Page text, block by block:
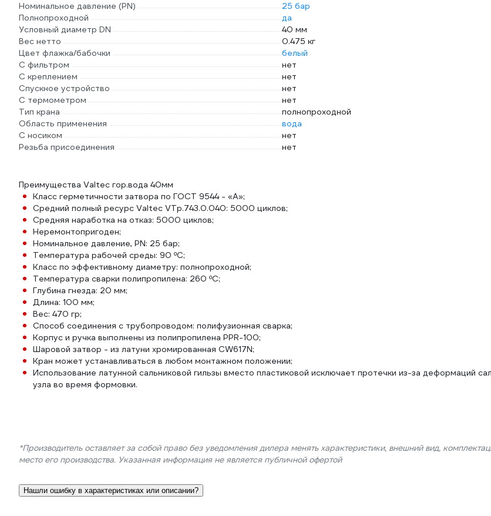
Номинальное давление (PN)
25 бар
Полнопроходной
да
Условный диаметр DN
40 мм
Вес нетто
0.475 кг
Цвет флажка/бабочки
белый
С фильтром
нет
С креплением
нет
Спускное устройство
нет
С термометром
нет
Тип крана
полнопроходной
Область применения
вода
С носиком
нет
Резьба присоединения
нет
Преимущества Valtec гор.вода 40мм
Класс герметичности затвора по ГОСТ 9544 - «А»;
Средний полный ресурс Valtec VTp.743.0.040: 5000 циклов;
Средняя наработка на отказ: 5000 циклов;
Неремонтопригоден;
Номинальное давление, PN: 25 бар;
Температура рабочей среды: 90 ºС;
Класс по эффективному диаметру: полнопроходной;
Температура сварки полипропилена: 260 ºС;
Глубина гнезда: 20 мм;
Длина: 100 мм;
Вес: 470 гр;
Способ соединения с трубопроводом: полифузионная сварка;
Корпус и ручка выполнены из полипропилена PPR-100;
Шаровой затвор - из латуни хромированная CW617N;
Кран может устанавливаться в любом монтажном положении;
Использование латунной сальниковой гильзы вместо пластиковой исключает протечки из-за деформаций
узла во время формовки.
*Производитель оставляет за собой право без уведомления дилера менять характеристики, внешний вид,
место его производства. Указанная информация не является публичной офертой
Нашли ошибку в характеристиках или описании?